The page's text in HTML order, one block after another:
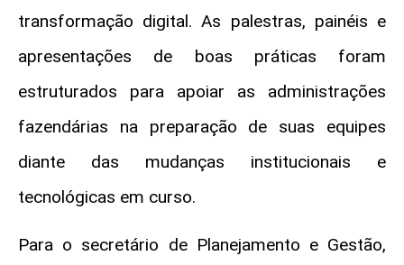
transformação digital. As palestras, painéis e
apresentações de boas práticas foram
estruturados para apoiar as administrações
fazendárias na preparação de suas equipes
diante das mudanças institucionais e
tecnológicas em curso.
Para o secretário de Planejamento e Gestão,